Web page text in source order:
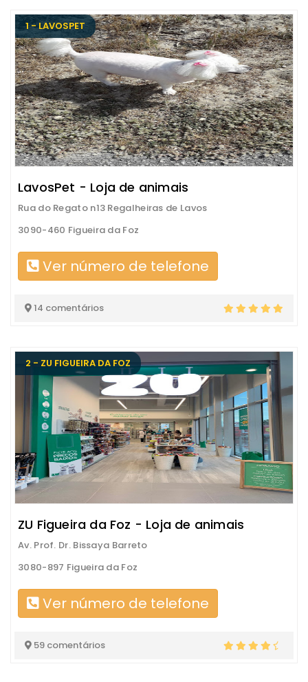
1 - LAVOSPET
LavosPet - Loja de animais
Rua do Regato n13 Regalheiras de Lavos
3090-460 Figueira da Foz
Ver número de telefone
14 comentários
2 - ZU FIGUEIRA DA FOZ
ZU Figueira da Foz - Loja de animais
Av. Prof. Dr. Bissaya Barreto
3080-897 Figueira da Foz
Ver número de telefone
59 comentários